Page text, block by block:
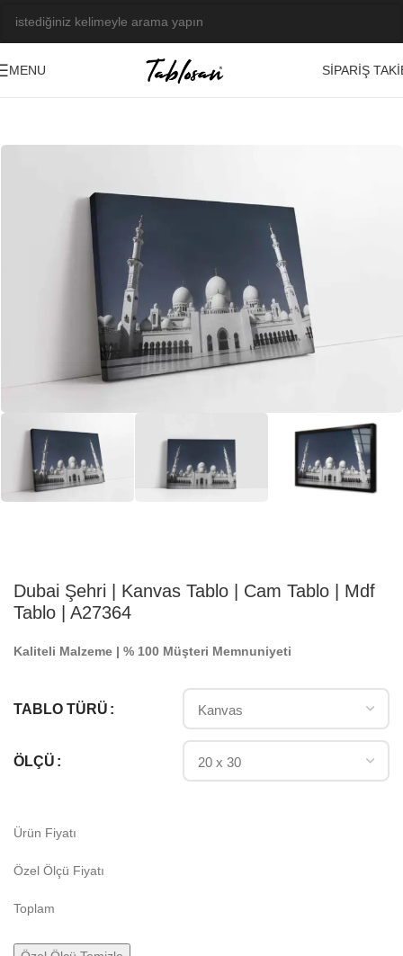
MENU
SIPARIŞ
Dubai Şehri | Kanvas Tablo | Cam Tablo | Mdf
Tablo | A27364
Kaliteli Malzeme | % 100 Müşteri Memnuniyeti
TABLO TÜRÜ
ÖLÇÜ
Ürün Fiyatı
Özel Ölçü Fiyatı
Toplam